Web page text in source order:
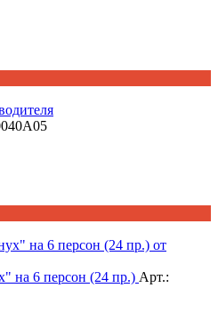
на 6 персон (24 пр.) Арт.: